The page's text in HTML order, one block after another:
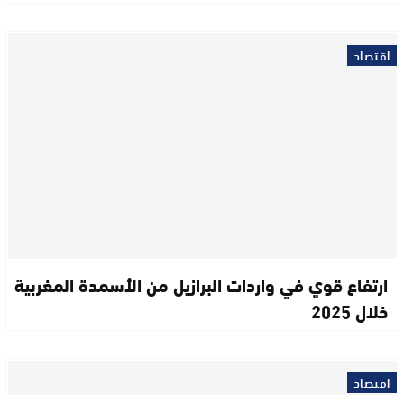
اقتصاد
ارتفاع قوي في واردات البرازيل من الأسمدة المغربية
خلال 2025
اقتصاد